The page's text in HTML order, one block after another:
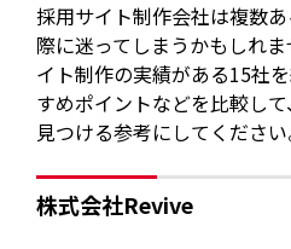
採用サイト制作会社は複数
際に迷ってしまうかもしれ
イト制作の実績がある15社
すめポイントなどを比較し
見つける参考にしてください
株式会社Revive